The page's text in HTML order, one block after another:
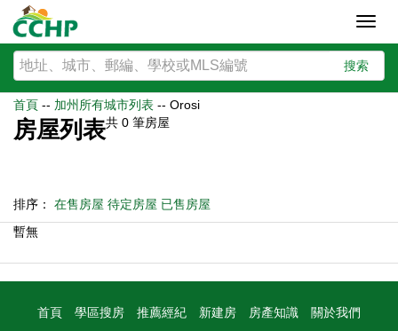
搜索
首頁 -- 加州所有城市列表 -- Orosi
房屋列表共 0 筆房屋
排序： 在售房屋 待定房屋 已售房屋
暫無
首頁 學區搜房 推薦經紀 新建房 房產知識
關於我們